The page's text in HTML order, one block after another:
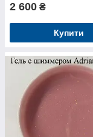
2 600 ₴
Купити